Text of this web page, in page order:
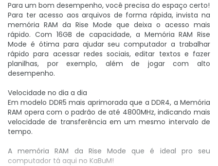
Para um bom desempenho, você precisa do espaço certo!
Para ter acesso aos arquivos de forma rápida, invista na
memória RAM da Rise Mode que deixa o acesso mais
rápido. Com 16GB de capacidade, a Memória RAM Rise
Mode é ótima para ajudar seu computador a trabalhar
rápido para acessar redes sociais, editar textos e fazer
planilhas, por exemplo, além de jogar com alto
desempenho.
Velocidade no dia a dia
Em modelo DDR5 mais aprimorada que a DDR4, a Memória
RAM opera com o padrão de até 4800MHz, indicando mais
velocidade de transferência em um mesmo intervalo de
tempo.
A memória RAM da Rise Mode que é ideal pro seu
computador tá aqui no KaBuM!